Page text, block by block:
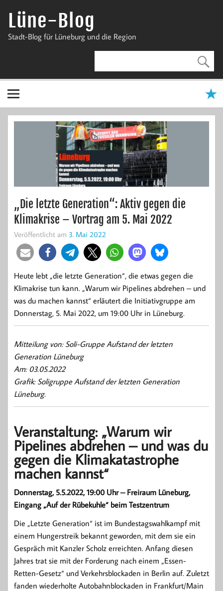
InhaltLüne-Blog
Stadt-Blog für Lüneburg und die Region
„Die letzte Generation“: Aktiv gegen die
Klimakrise – Vortrag am 5. Mai 2022
Veröffentlicht am 3. Mai 2022
Heute lebt „die letzte Generation“, die etwas gegen die
Klimakrise tun kann. „Warum wir Pipelines abdrehen – und
was du machen kannst“ erläutert die Initiativgruppe am
Donnerstag, 5. Mai 2022, um 19:00 Uhr in Lüneburg.
Mitteilung von: Soli-Gruppe Aufstand der letzten
Generation Lüneburg
Am: 03.05.2022
Grafik: Soligruppe Aufstand der letzten Generation
Lüneburg.
Veranstaltung: „Warum wir
Pipelines abdrehen – und was du
gegen die Klimakatastrophe
machen kannst“
Donnerstag, 5.5.2022, 19:00 Uhr – Freiraum Lüneburg,
Eingang „Auf der Rübekuhle“ beim Testzentrum
Die „Letzte Generation“ ist im Bundestagswahlkampf mit
einem Hungerstreik bekannt geworden, mit dem sie ein
Gespräch mit Kanzler Scholz erreichten. Anfang diesen
Jahres trat sie mit der Forderung nach einem „Essen-
Retten-Gesetz“ und Verkehrsblockaden in Berlin auf. Zuletzt
fanden wiederholte Autobahnblockaden in Frankfurt/Main